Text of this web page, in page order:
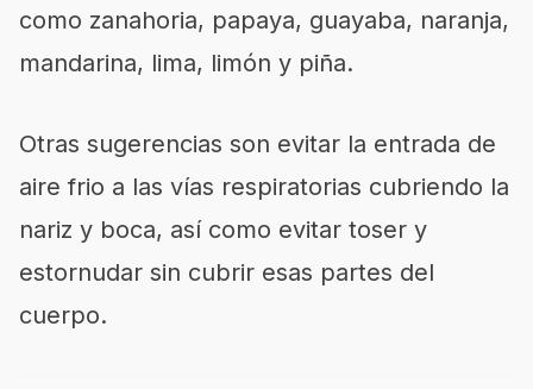
como zanahoria, papaya, guayaba, naranja,
mandarina, lima, limón y piña.
Otras sugerencias son evitar la entrada de
aire frio a las vías respiratorias cubriendo la
nariz y boca, así como evitar toser y
estornudar sin cubrir esas partes del
cuerpo.